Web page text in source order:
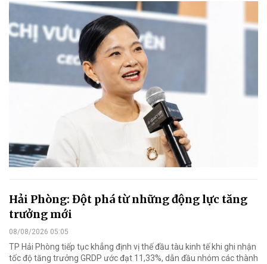
Hải Phòng: Đột phá từ những động lực tăng
trưởng mới
08/08/2026 05:05
TP Hải Phòng tiếp tục khẳng định vị thế đầu tàu kinh tế khi ghi nhận
tốc độ tăng trưởng GRDP ước đạt 11,33%, dẫn đầu nhóm các thành